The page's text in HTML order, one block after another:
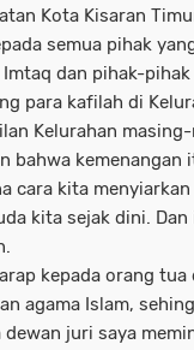
Kota Kisaran
semua pihak
dan pihak-
para kafilah di
Kelurahan
bahwa
cara kita
kita sejak dini.
kepada orang
agama Islam,
juri saya